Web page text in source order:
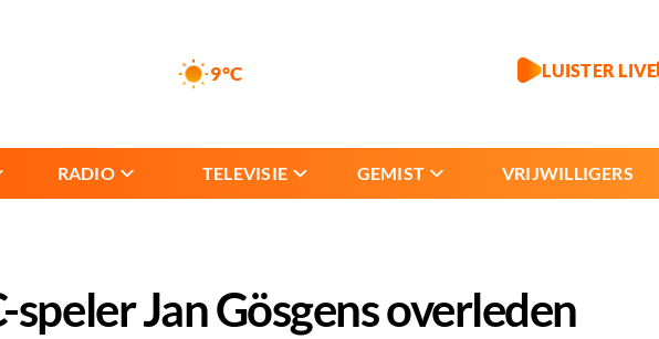
9°C LUISTER LIVE
RADIO TELEVISIE GEMIST VRIJWILLIGERS
speler Jan Gösgens overleden